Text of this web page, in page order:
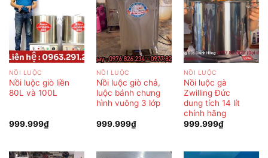
NỒI LUỘC
Nồi luộc giò liền
80L và 100L
999.999₫
NỒI LUỘC
Nồi luộc giò chả,
luộc bánh chưng
hình vuông 3 lớp
999.999₫
NỒI LUỘC
Nồi luộc gà
Zwilling Đức
dung tích 14 lít
chính hãng
999.999₫